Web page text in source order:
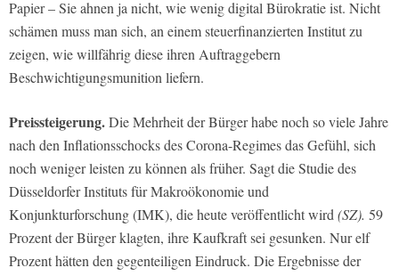
Papier – Sie ahnen ja nicht, wie wenig digital Bürokratie ist. Nicht
schämen muss man sich, an einem steuerfinanzierten Institut zu
zeigen, wie willfährig diese ihren Auftraggebern
Beschwichtigungsmunition liefern.
Preissteigerung.Die Mehrheit der Bürger habe noch so viele Jahre
nach den Inflationsschocks des Corona-Regimes das Gefühl, sich
noch weniger leisten zu können als früher. Sagt die Studie des
Düsseldorfer Instituts für Makroökonomie und
Konjunkturforschung (IMK), die heute veröffentlicht wird (SZ). 59
Prozent der Bürger klagten, ihre Kaufkraft sei gesunken. Nur elf
Prozent hätten den gegenteiligen Eindruck. Die Ergebnisse der